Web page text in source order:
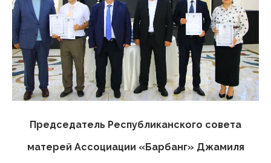
Председатель Республиканского совета
матерей Ассоциации «Барбанг» Джамиля